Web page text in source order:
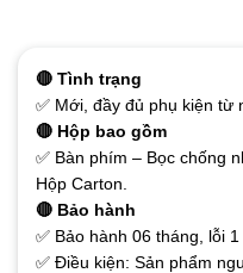
🔴 Tình trạng
✅ Mới, đầy đủ phụ kiện từ
🔴 Hộp bao gồm
✅ Bàn phím – Bọc chống
Hộp Carton.
🔴 Bảo hành
✅ Bảo hành 06 tháng, lỗi 1
✅ Điều kiện: Sản phẩm